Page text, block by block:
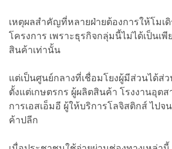
เหตุผลสำคัญที่หลายฝ่ายต้องการให้โมเดิ
โครงการ เพราะธุรกิจกลุ่มนี้ไม่ได้เป็นเ
สินค้าเท่านั้น
แต่เป็นศูนย์กลางที่เชื่อมโยงผู้มีส่วนได้ส่
ตั้งแต่เกษตรกร ผู้ผลิตสินค้า โรงงานอุต
การเอสเอ็มอี ผู้ให้บริการโลจิสติกส์ ไปจ
ค้าปลีก